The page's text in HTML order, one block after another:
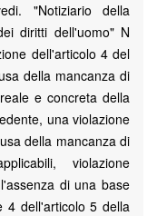
"Notiziario della
diritti dell'uomo" N
dell'articolo 4 del
della mancanza di
e concreta della
una violazione
della mancanza di
violazione
di una base
4 dell'articolo 5 della